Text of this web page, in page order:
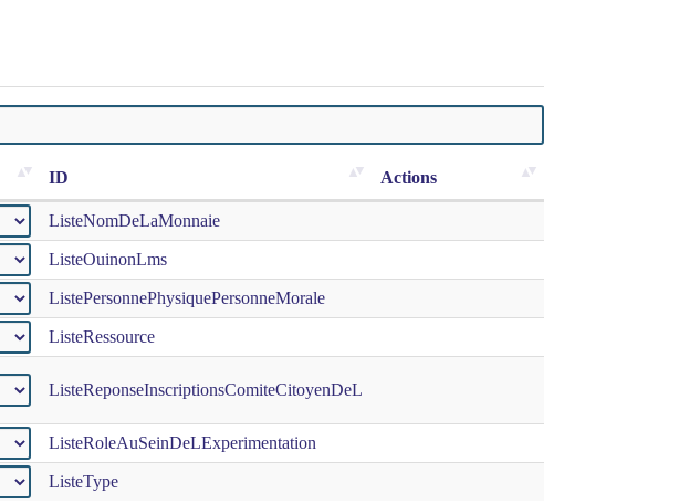
ID Actions
ListeNomDeLaMonnaie
ListeOuinonLms
ListePersonnePhysiquePersonneMorale
ListeRessource
ListeReponseInscriptionsComiteCitoyenDeL
ListeRoleAuSeinDeLExperimentation
ListeType